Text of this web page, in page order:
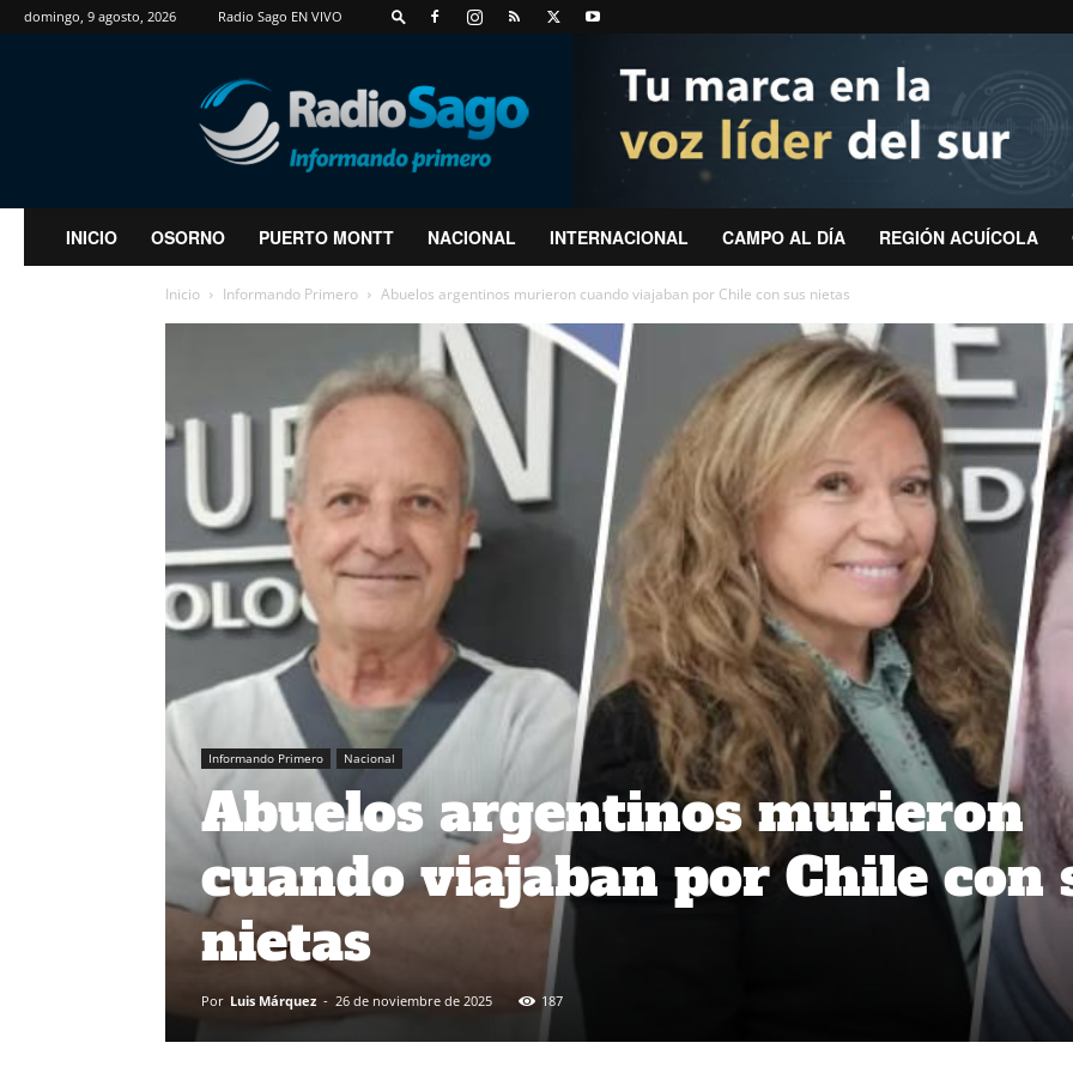
domingo, 9 agosto, 2026 Radio Sago EN VIVO
RadioSago
INICIO OSORNO PUERTO MONTT NACIONAL INTERNACIONAL CAMPO AL DÍA REGIÓN ACUÍCOLA
Inicio Informando Primero Abuelos argentinos murieron cuando viajaban por Chile con sus nietas
Informando Primero Nacional
Abuelos argentinos murieron
cuando viajaban por Chile con
nietas
Por Luis Márquez - 26 de noviembre de 2025 187